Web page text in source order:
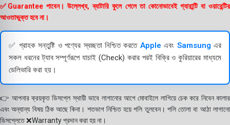
✅Guarantee পাবেন। উল্লেখ্য, ব্যাটারি ফুলে গেলে তা কোনোভাবেই গ্যারান্টি বা ওয়ারেন্টির
আওতাভুক্ত হবে না।
✅ গ্রাহক সন্তুষ্টি ও পণ্যের স্বচ্ছতা নিশ্চিত করতেApple এবংSamsung এর
সকল ধরনের ট্যাব সম্পূর্ণরূপে যাচাই (Check) করার পরই বিক্রি ও কুরিয়ারের মাধ্যমে
ডেলিভারি করা হয়।
👉 আপনার ক্রয়কৃত ডিসপ্লে স্থায়ী ভাবে লাগানোর আগে মোবাইলে লাগিয়ে চেক করে নিবেন কালার
এবং অন্যান্য বিষয় ঠিক আছে কিনা। শতভাগ নিশ্চিত হয়ে পলি তুলবেন। পলি তোলা বা আঠা লাগানো
ডিসপ্লেতে ❌Warranty প্রদান করা হয় না।